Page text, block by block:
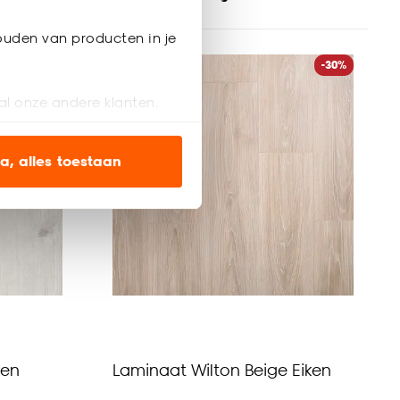
van producten in je
onze andere klanten.
om alleen de
wel of niet te
cookieverklaring.
alles toestaan
-30%
Laminaat Wilton Beige Eiken